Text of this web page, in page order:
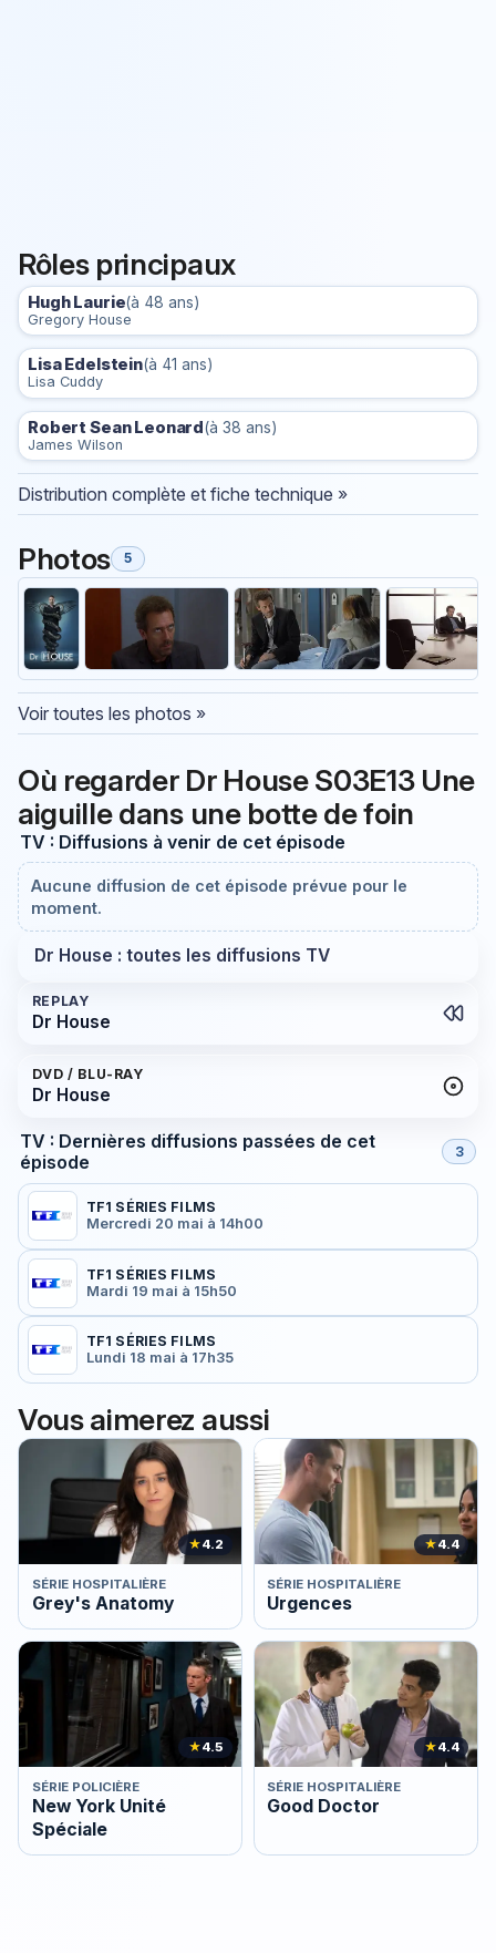
Rôles principaux
Hugh Laurie(à 48 ans)
Gregory House
Lisa Edelstein(à 41 ans)
Lisa Cuddy
Robert Sean Leonard(à 38 ans)
James Wilson
Distribution complète et fiche technique »
Photos 5
Voir toutes les photos »
Où regarder Dr House S03E13 Une
aiguille dans une botte de foin
TV : Diffusions à venir de cet épisode
Aucune diffusion de cet épisode prévue pour le
moment.
Dr House : toutes les diffusions TV
REPLAY
Dr House
DVD / BLU-RAY
Dr House
TV : Dernières diffusions passées de cet
épisode
3
TF1 SÉRIES FILMS
Mercredi 20 mai à 14h00
TF1 SÉRIES FILMS
Mardi 19 mai à 15h50
TF1 SÉRIES FILMS
Lundi 18 mai à 17h35
Vous aimerez aussi
★4.2
SÉRIE HOSPITALIÈRE
Grey's Anatomy
★4.4
SÉRIE HOSPITALIÈRE
Urgences
★4.5
SÉRIE POLICIÈRE
New York Unité
Spéciale
★4.4
SÉRIE HOSPITALIÈRE
Good Doctor